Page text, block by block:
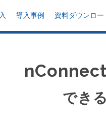
導入事例 資料ダウンロー
でき